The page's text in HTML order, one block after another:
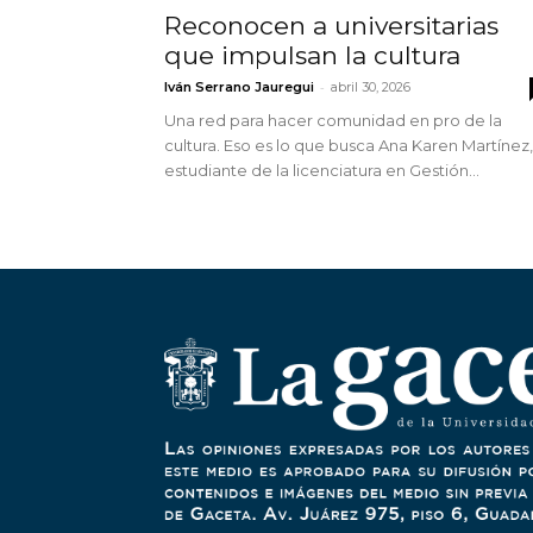
Reconocen a universitarias
que impulsan la cultura
Iván Serrano Jauregui - abril 30, 2026
Una red para hacer comunidad en pro de la
cultura. Eso es lo que busca Ana Karen Martínez,
estudiante de la licenciatura en Gestión...